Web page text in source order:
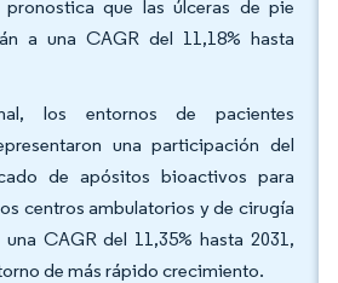
que las úlceras de pie
a una CAGR del 11,18% hasta
los entornos de pacientes
una participación del
de apósitos bioactivos para
centros ambulatorios y de cirugía
CAGR del 11,35% hasta 2031,
de más rápido crecimiento.